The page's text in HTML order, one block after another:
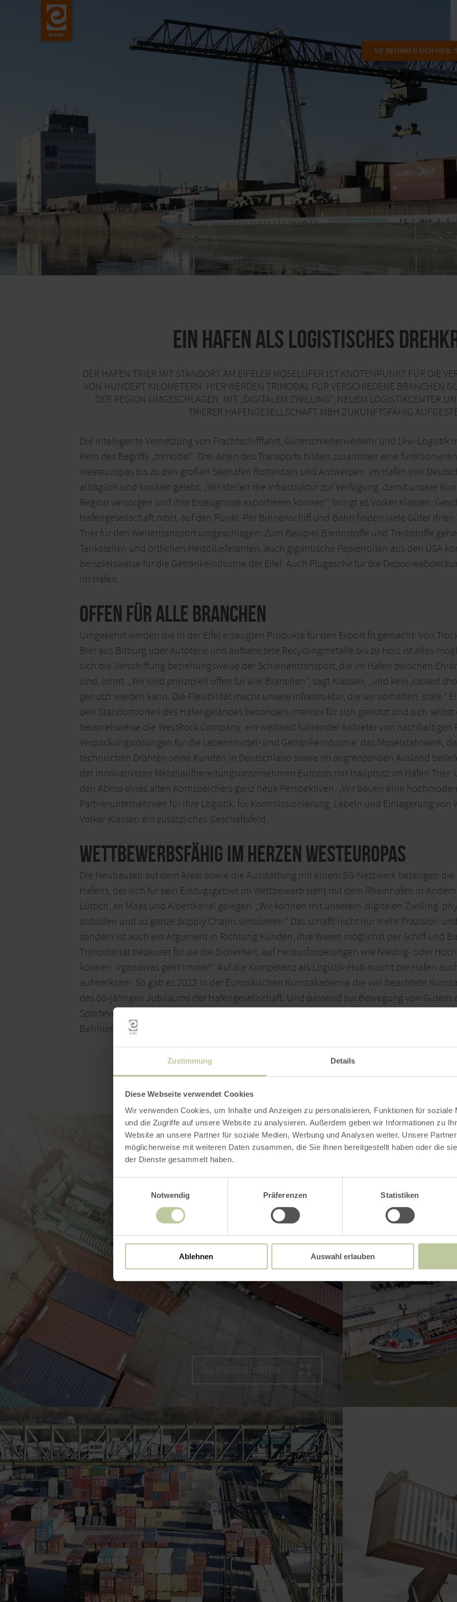
Zustimmung Details
Diese Webseite verwendet Cookies
Wir verwenden Cookies, um Inhalte und Anzeigen zu personalisieren, Funktionen für soziale
und die Zugriffe auf unsere Website zu analysieren. Außerdem geben wir Informationen zu
Website an unsere Partner für soziale Medien, Werbung und Analysen weiter. Unsere
möglicherweise mit weiteren Daten zusammen, die Sie ihnen bereitgestellt haben oder die
der Dienste gesammelt haben.
Notwendig
Präferenzen Statistiken
Ablehnen Auswahl erlauben
SIE BEFINDEN SICH HIER:
Ein Hafen als logistisches
DER HAFEN TRIER MIT STANDORT AM EIFELER MOSELUFER IST KNOTENPUNKT FÜR DIE
VON HUNDERT KILOMETERN: HIER WERDEN TRIMODAL FÜR VERSCHIEDENE BRANCHEN
DER REGION UMGESCHLAGEN. MIT „DIGITALEM ZWILLING“, NEUEM LOGISTIKCENTER
TRIERER HAFENGESELLSCHAFT MBH ZUKUNFTSFÄHIG
Die intelligente Vernetzung von Frachtschifffahrt, Güterschienenverkehr und Lkw-Logistik
Kern des Begriffs „trimodal“. Drei Arten des Transports bilden zusammen eine
Westeuropas bis zu den großen Seehäfen Rotterdam und Antwerpen. Im Hafen von
alltäglich und konkret gelebt. „Wir stellen die Infrastruktur zur Verfügung, damit unsere
Region versorgen und ihre Erzeugnisse exportieren können“, bringt es Volker Klassen,
Hafengesellschaft mbH, auf den Punkt. Per Binnenschiff und Bahn finden viele Güter
Trier für den Weitertransport umgeschlagen: Zum Beispiel Brennstoffe und Treibstoffe
Tankstellen und örtlichen Heizöllieferanten, auch gigantische Papierrollen aus den USA
beispielsweise für die Getränkeindustrie der Eifel. Auch Flugasche für die
im Hafen.
Offen für alle Branchen
Umgekehrt werden die in der Eifel erzeugten Produkte für den Export fit gemacht: Von
Bier aus Bitburg über Autoteile und aufbereitete Recyclingmetalle bis zu Holz ist alles
sich die Verschiffung beziehungsweise der Schienentransport, die im Hafen zwischen
sind, lohnt. „Wir sind prinzipiell offen für alle Branchen“, sagt Klassen, „und kein ‚closed
genutzt werden kann. Die Flexibilität macht unsere Infrastruktur, die wir vorhalten, stark.“
den Standortvorteil des Hafengeländes besonders intensiv für sich genutzt und sich
beispielsweise die WestRock Company, ein weltweit führender Anbieter von nachhaltigen
Verpackungslösungen für die Lebensmittel- und Getränkeindustrie, das Moselstahlwerk,
technischen Drähten seine Kunden in Deutschland sowie im angrenzenden Ausland
der innovativsten Metallaufbereitungsunternehmen Europas mit Hauptsitz im Hafen Trier.
den Abriss eines alten Kornspeichers ganz neue Perspektiven. „Wir bauen eine
Partnerunternehmen für ihre Logistik, für Kommissionierung, Labeln und Einlagerung von
Volker Klassen ein zusätzliches Geschäftsfeld.
Wettbewerbsfähig im Herzen Westeuropas
Die Neubauten auf dem Areal sowie die Ausstattung mit einem 5G-Netzwerk bezeugen
Hafens, der sich für sein Einzugsgebiet im Wettbewerb sieht mit dem Rheinhafen in
Lüttich, an Maas und Albertkanal gelegen. „Wir können mit unserem ‚digitalen Zwilling‘
abbilden und so ganze Supply Chains simulieren.“ Das schafft nicht nur mehr Präzision
sondern ist auch ein Argument in Richtung Kunden, ihre Waren möglichst per Schiff und
Trimodalität bedeutet für sie die Sicherheit, auf Herausforderungen wie Niedrig- oder
können. Irgendwas geht immer!“ Auf die Kompetenz als Logistik-Hub macht der Hafen
aufmerksam. So gab es 2022 in der Europäischen Kunstakademie die viel beachtete
des 60-jährigen Jubiläums der Hafengesellschaft. Und passend zur Bewegung von Gütern
Sportevents, die dann Menschen in Bewegung bringen. Mit seinen 1,6 Millionen Tonnen
Bahnumschlag bleibt der Hafen Trier eben immer im Fluss, buchstäblich.
BILD VERGRÖSSERN